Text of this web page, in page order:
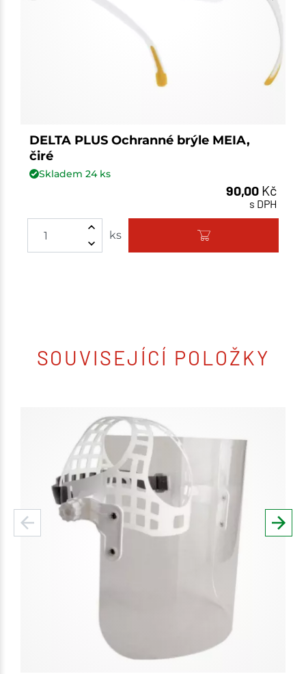
DELTA PLUS Ochranné brýle MEIA,
čiré
Skladem 24ks
90,00 Kč
s DPH
ks Množství
SOUVISEJÍCÍ POLOŽKY